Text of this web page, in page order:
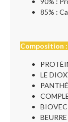
85% :
Composition :
LE